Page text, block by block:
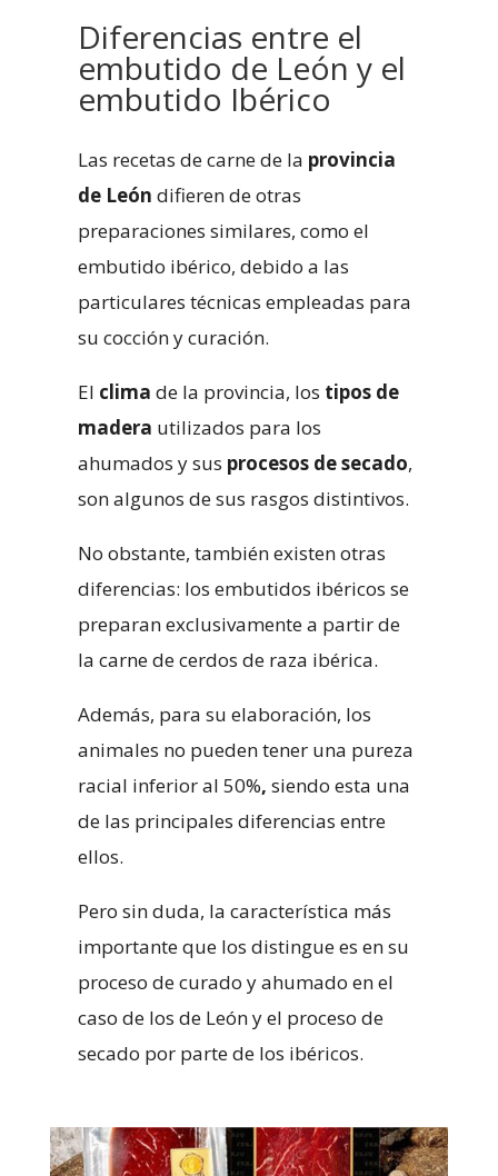
Diferencias entre el
embutido de León y el
embutido Ibérico
Las recetas de carne de la provincia
de León difieren de otras
preparaciones similares, como el
embutido ibérico, debido a las
particulares técnicas empleadas para
su cocción y curación.
El clima de la provincia, los tipos de
madera utilizados para los
ahumados y sus procesos de secado,
son algunos de sus rasgos distintivos.
No obstante, también existen otras
diferencias: los embutidos ibéricos se
preparan exclusivamente a partir de
la carne de cerdos de raza ibérica.
Además, para su elaboración, los
animales no pueden tener una pureza
racial inferior al 50%, siendo esta una
de las principales diferencias entre
ellos.
Pero sin duda, la característica más
importante que los distingue es en su
proceso de curado y ahumado en el
caso de los de León y el proceso de
secado por parte de los ibéricos.